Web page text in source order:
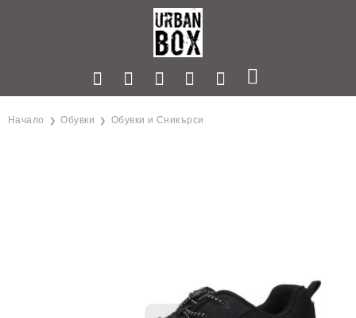
Начало Обувки Обувки и Сникърси